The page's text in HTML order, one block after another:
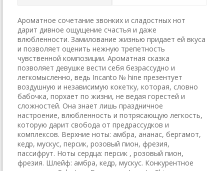
Ароматное сочетание звонких и сладостных нот
дарит дивное ощущение счастья и даже
влюбленности. Замилование жизнью придает ей вкуса
и позволяет оценить нежную трепетность
чувственной композиции. Ароматная сказка
позволяет девушке вести себя безрассудно и
легкомысленно, ведь Incanto № hine презентует
воздушную и независимую кокетку, которая, словно
бабочка, порхает по жизни, не ведая горестей и
сложностей. Она знает лишь праздничное
настроение, влюбленность и потрясающую легкость,
которую дарит свобода от предрассудков и
комплексов. Верхние ноты: амбра, ананас, бергамот,
кедр, мускус, персик, розовый пион, фрезия,
пассифрут. Ноты сердца: персик , розовый пион,
фрезия. Шлейф: амбра, кедр, мускус. Конкурентное